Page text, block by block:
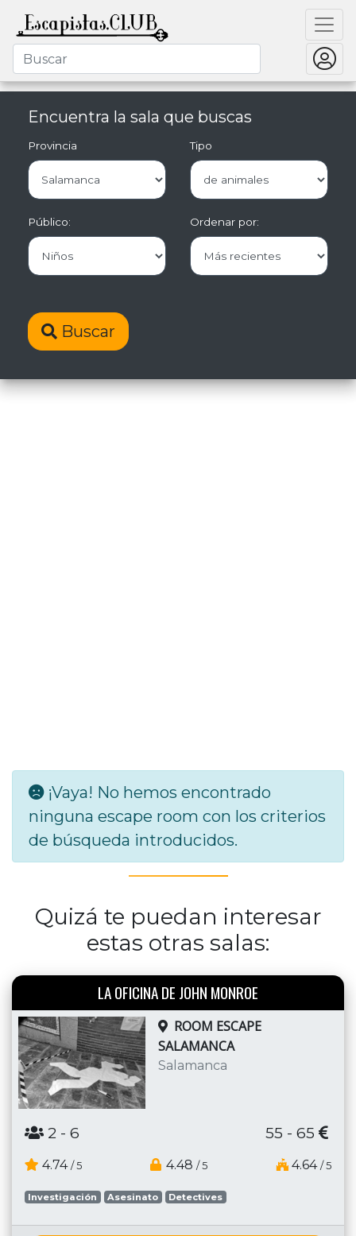
Encuentra la sala que buscas
Provincia Tipo
Público: Ordenar por:
Buscar
¡Vaya! No hemos encontrado
ninguna escape room con los criterios
de búsqueda introducidos.
Quizá te puedan interesar
estas otras salas:
LA OFICINA DE JOHN MONROE
ROOM ESCAPE
SALAMANCA
Salamanca
2 - 6 55 - 65
4.74 / 5 4.48 / 5 4.64 / 5
Investigación Asesinato Detectives